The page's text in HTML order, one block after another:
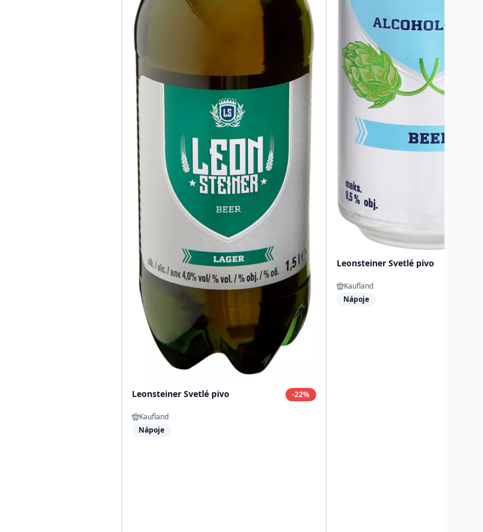
Leonsteiner Svetlé pivo -22%
Kaufland
Nápoje
Leonsteiner Svetlé pivo
Kaufland
Nápoje